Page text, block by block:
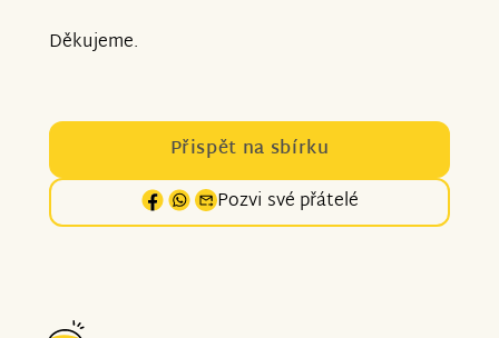
Děkujeme.
Přispět na sbírku
Pozvi své přátelé